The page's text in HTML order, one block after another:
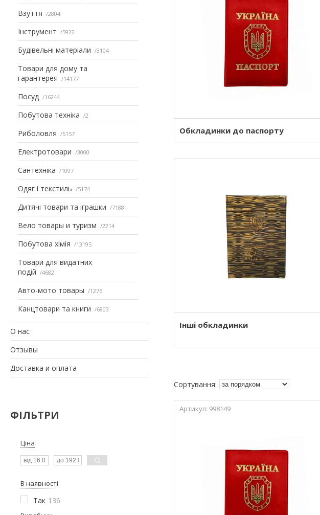
Взуття 2804
Інструмент 5922
Будівельні матеріали 3104
Товари для дому та
гарантерея
14177
Посуд 16244
Побутова техніка 2
Риболовля 5157
Електротовари 3000
Сантехніка 1097
Одяг і текстиль 5174
Дитячі товари та іграшки 7188
Вело товары и туризм 2214
Побутова хімія 13195
Товари для видатних
подій
4682
Авто-мото товары 1276
Канцтовари та книги 6803
О нас
Отзывы
Доставка и оплата
ФІЛЬТРИ
Ціна
В наявності
Так 136
Обкладинки до паспорту
Інші обкладинки
998149